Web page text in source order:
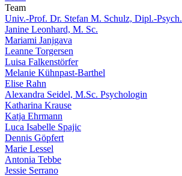
Team
Univ.-Prof. Dr. Stefan M. Schulz, Dipl.-Psych.
Janine Leonhard, M. Sc.
Mariami Janjgava
Leanne Torgersen
Luisa Falkenstörfer
Melanie Kühnpast-Barthel
Elise Rahn
Alexandra Seidel, M.Sc. Psychologin
Katharina Krause
Katja Ehrmann
Luca Isabelle Spajic
Dennis Göpfert
Marie Lessel
Antonia Tebbe
Jessie Serrano